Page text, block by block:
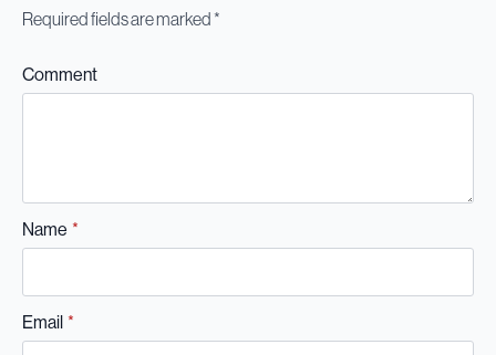
Required fields are marked*
Comment
Name *
Email *